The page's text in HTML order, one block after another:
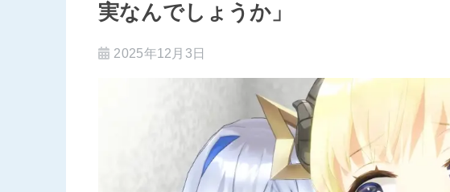
実なんでしょうか」
2025年12月3日